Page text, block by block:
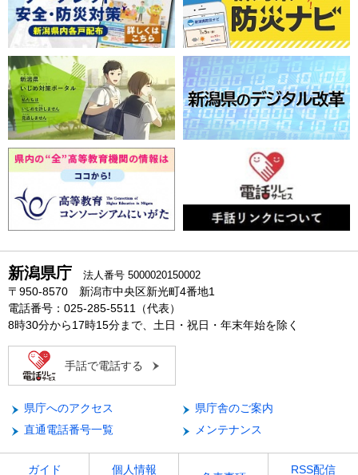
新潟県庁 法人番号 5000020150002
〒950-8570 新潟市中央区新光町4番地1
電話番号：025-285-5511（代表）
8時30分から17時15分まで、土日・祝日・年末年始を除く
手話で電話する
県庁へのアクセス
県庁舎のご案内
直通電話番号一覧
メンテナンス
ガイド 個人情報 RSS配信